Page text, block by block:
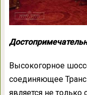
Высокогорное
соединяющее
является не